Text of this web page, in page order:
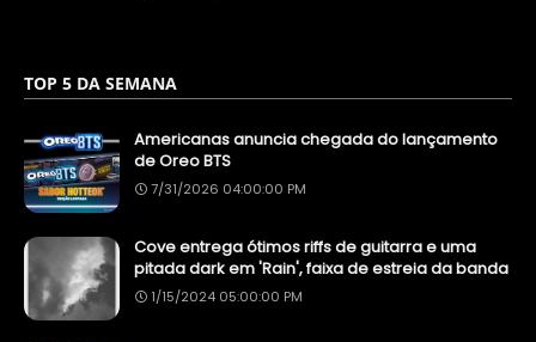
TOP 5 DA SEMANA
Americanas anuncia chegada do lançamento
de Oreo BTS
7/31/2026 04:00:00 PM
Cove entrega ótimos riffs de guitarra e uma
pitada dark em 'Rain', faixa de estreia da banda
1/15/2024 05:00:00 PM